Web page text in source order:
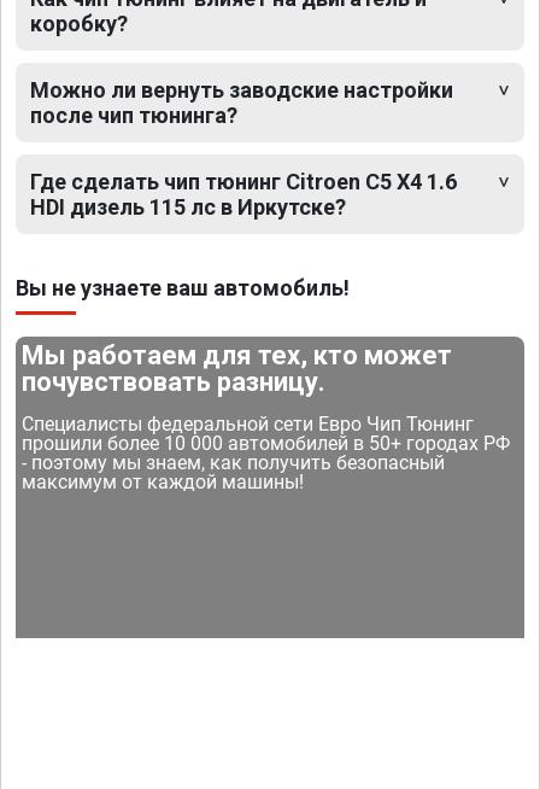
коробку?
Можно ли вернуть заводские настройки
после чип тюнинга?
Где сделать чип тюнинг Citroen C5 X4 1.6
HDI дизель 115 лс в Иркутске?
Вы не узнаете ваш автомобиль!
Мы работаем для тех, кто может
почувствовать разницу.
Специалисты федеральной сети Евро Чип Тюнинг
прошили более 10 000 автомобилей в 50+ городах РФ
- поэтому мы знаем, как получить безопасный
максимум от каждой машины!